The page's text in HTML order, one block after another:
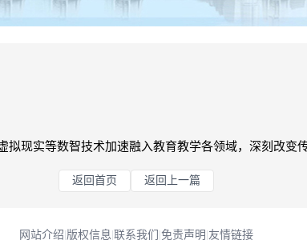
现实等数智技术加速融入教育教学各领域，深刻改变
返回首页 返回上一篇
网站介绍 版权信息 联系我们 免责声明 友情链接